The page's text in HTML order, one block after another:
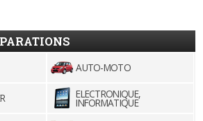
AUTO-MOTO
ELECTRONIQUE,
INFORMATIQUE